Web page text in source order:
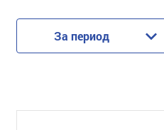
За период